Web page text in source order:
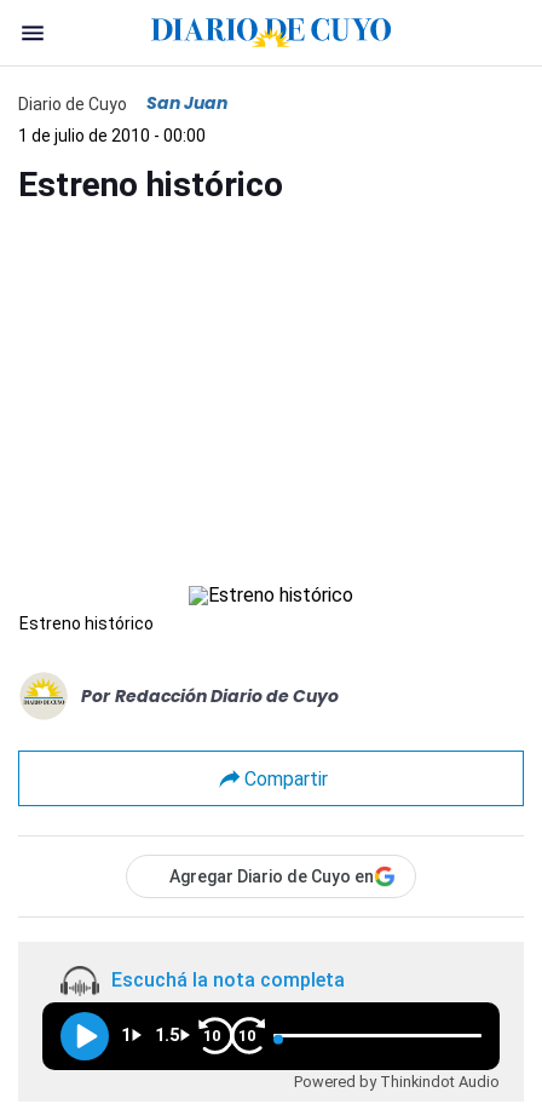
Diario de Cuyo San Juan
1 de julio de 2010 - 00:00
Estreno histórico
Estreno histórico
Por Redacción Diario de Cuyo
Compartir
Agregar Diario de Cuyo en
Escuchá la nota completa
1 1.5 10 10
Powered by Thinkindot Audio